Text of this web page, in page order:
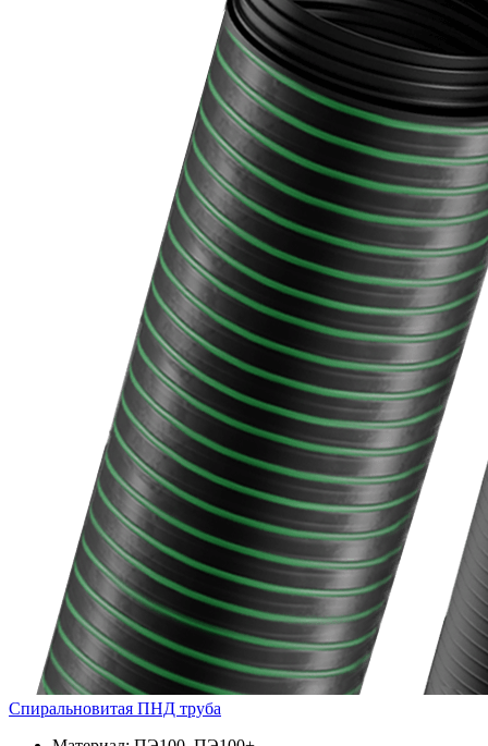
Спиральновитая ПНД труба